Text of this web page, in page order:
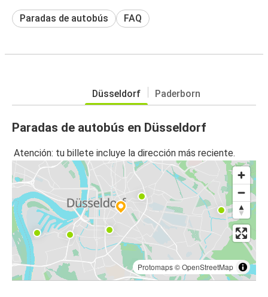
Paradas de autobús FAQ
Düsseldorf Paderborn
Paradas de autobús en Düsseldorf
Atención: tu billete incluye la dirección más reciente.
Protomaps©OpenStreetMap